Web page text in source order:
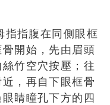
指指腹在同側眼框
開始，先由眉頭
竹空穴按壓；往
，再自下眼框骨
睛瞳孔下方的四